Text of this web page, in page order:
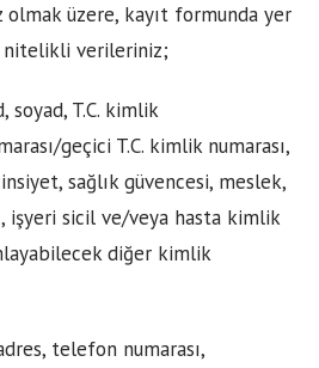
olmak üzere, kayıt formunda yer
nitelikli verileriniz;
T.C. kimlik
geçici T.C. kimlik numarası,
sağlık güvencesi, meslek,
işyeri sicil ve/veya hasta kimlik
diğer kimlik
telefon numarası,